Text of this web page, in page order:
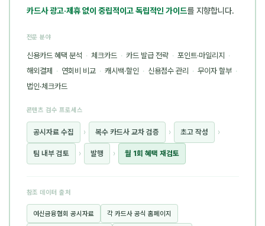
카드사 광고·제휴 없이 중립적이고 독립적인 가이드를 지향합니다.
전문 분야
신용카드 혜택 분석 · 체크카드 · 카드 발급 전략 · 포인트·마일리지 ·
해외결제 · 연회비 비교 · 캐시백·할인 · 신용점수 관리 · 무이자 할부 ·
법인·체크카드
콘텐츠 검수 프로세스
공시자료 수집 › 복수 카드사 교차 검증 › 초고 작성 ›
팀 내부 검토 › 발행 › 월 1회 혜택 재검토
참조 데이터 출처
여신금융협회 공시자료 각 카드사 공식 홈페이지